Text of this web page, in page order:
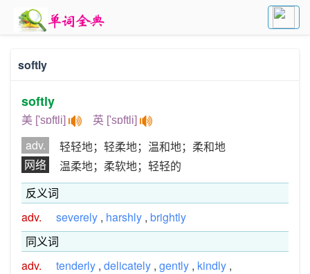
softly
softly
美 ['sɒftli] 英 ['sɒftli]
adv.
轻轻地；轻柔地；温和地；柔和地
网络
温柔地；柔软地；轻轻的
反义词
adv.
severely , harshly , brightly
同义词
adv.
tenderly , delicately , gently , kindly ,